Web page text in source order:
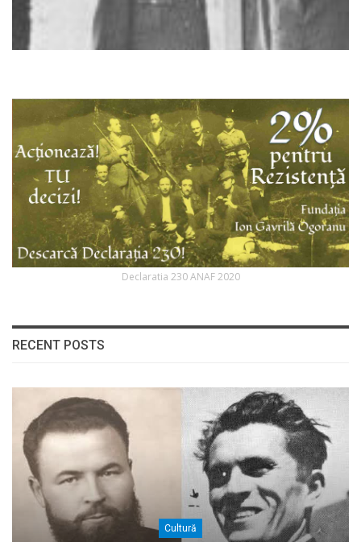
Declaratia 230 ANAF 2020
RECENT POSTS
Cultură